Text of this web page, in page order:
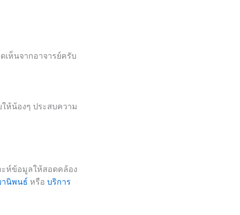
เห็นจากอาจารย์ครับ
ห้น้องๆ ประสบความ
ะห์ข้อมูลให้สอดคล้อง
านิพนธ์ หรือ บริการ